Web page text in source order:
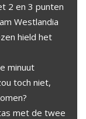
2 en 3 punten
Westlandia
hield het
minuut
toch niet,
met de twee